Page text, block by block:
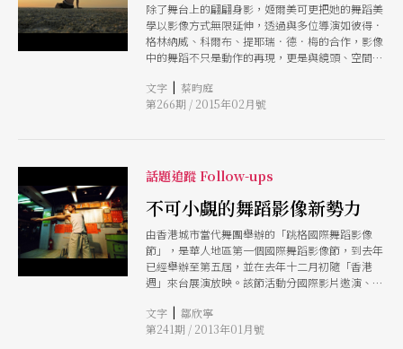
除了舞台上的翩翩身影，姬爾美可更把她的舞蹈美
學以影像方式無限延伸，透過與多位導演如彼得．
格林納威、科爾布、提耶瑞．德．梅的合作，影像
中的舞蹈不只是動作的再現，更是與鏡頭、空間、
旅行，可以保持距離，察覺、整理、分析、比較小
細節的變化，也可以像孩子一樣，忘情神迷。
文字 | 蔡昀庭
第266期 / 2015年02月號
話題追蹤 Follow-ups
不可小覷的舞蹈影像新勢力
由香港城市當代舞團舉辦的「跳格國際舞蹈影像
節」，是華人地區第一個國際舞蹈影像節，到去年
已經舉辦至第五屆，並在去年十二月初隨「香港
週」來台展演放映。該節活動分國際影片邀演、本
項目，而透過後兩者，也鼓勵了許多創作者投身舞
蹈影像領域，讓更多午到作品被世人看見。
文字 | 鄒欣寧
第241期 / 2013年01月號